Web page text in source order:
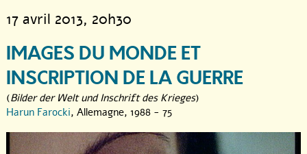
17 avril 2013, 20h30
IMAGES DU MONDE ET
INSCRIPTION DE LA GUERRE
(Bilder der Welt und Inschrift des Krieges)
Harun Farocki, Allemagne, 1988 - 75